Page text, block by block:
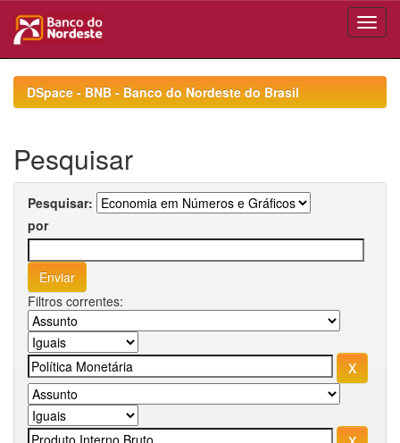
navigationDSpace - BNB - Banco do Nordeste do Brasil
Pesquisar
Pesquisar:
por
Filtros correntes: